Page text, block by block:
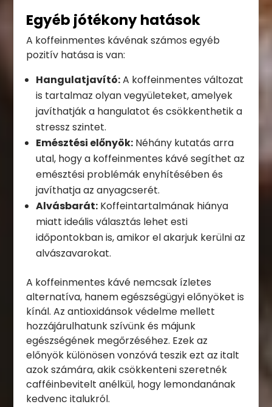
Egyéb jótékony hatások
A koffeinmentes kávénak számos egyéb
pozitív hatása is van:
Hangulatjavító:A koffeinmentes változat
is tartalmaz olyan vegyületeket, amelyek
javíthatják a hangulatot és csökkenthetik a
stressz szintet.
Emésztési előnyök:Néhány kutatás arra
utal, hogy a koffeinmentes kávé segíthet az
emésztési problémák enyhítésében és
javíthatja az anyagcserét.
Alvásbarát:Koffeintartalmának hiánya
miatt ideális választás lehet esti
időpontokban is, amikor el akarjuk kerülni az
alvászavarokat.
A koffeinmentes kávé nemcsak ízletes
alternatíva, hanem egészségügyi előnyöket is
kínál. Az antioxidánsok védelme mellett
hozzájárulhatunk szívünk és májunk
egészségének megőrzéséhez. Ezek az
előnyök különösen vonzóvá teszik ezt az italt
azok számára, akik csökkenteni szeretnék
cafféinbevitelt anélkül, hogy lemondanának
kedvenc italukról.